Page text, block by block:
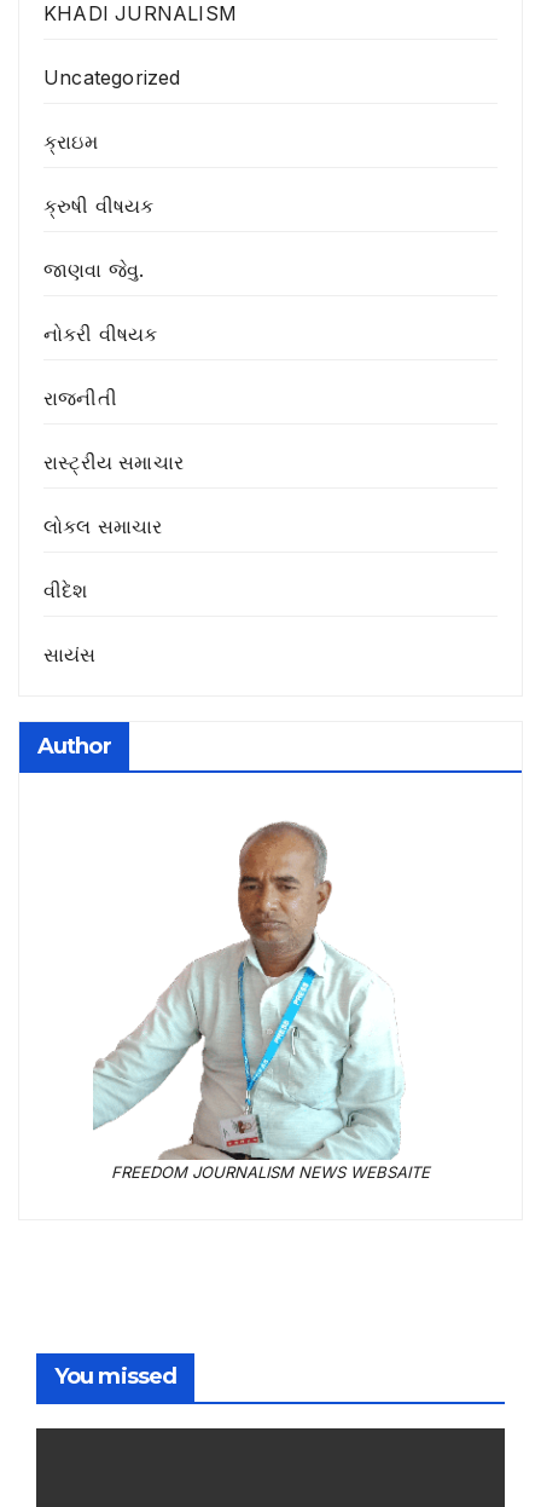
KHADI JURNALISM
Uncategorized
ક્રાઇમ
ક્રુષી વીષયક
જાણવા જેવુ.
નોકરી વીષયક
રાજનીતી
રાસ્ટ્રીય સમાચાર
લોકલ સમાચાર
વીદેશ
સાયંસ
Author
FREEDOM JOURNALISM NEWS WEBSAITE
You missed